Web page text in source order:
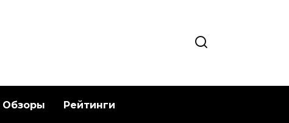
Обзоры Рейтинги